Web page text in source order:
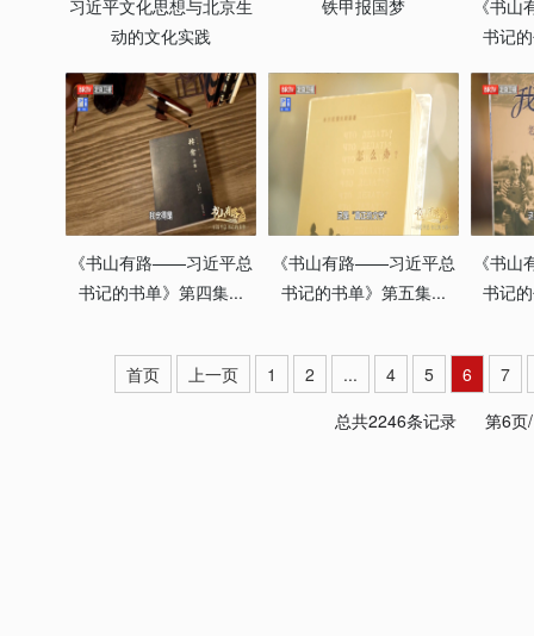
习近平文化思想与北京生
动的文化实践
铁甲报国梦
《书
书记
《书山有路——习近平总
书记的书单》第四集...
《书山有路——习近平总
书记的书单》第五集...
《书
书记
首页 上一页 1 2 ... 4 5 6
7
总共2246条记录 第6页/